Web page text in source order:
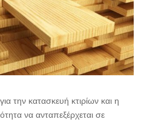
για την κατασκευή κτιρίων και η
να ανταπεξέρχεται σε